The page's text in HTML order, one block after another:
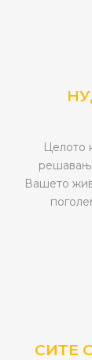
Целото
Вашето
СИТЕ